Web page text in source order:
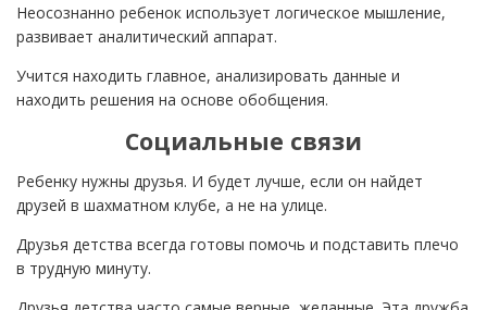
Неосознанно ребенок использует логическое мышление,
развивает аналитический аппарат.
Учится находить главное, анализировать данные и
находить решения на основе обобщения.
Социальные связи
Ребенку нужны друзья. И будет лучше, если он найдет
друзей в шахматном клубе, а не на улице.
Друзья детства всегда готовы помочь и подставить плечо
в трудную минуту.